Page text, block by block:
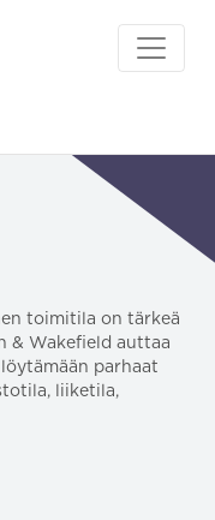
toimitila on tärkeä
& Wakefield auttaa
parhaat
liiketila,